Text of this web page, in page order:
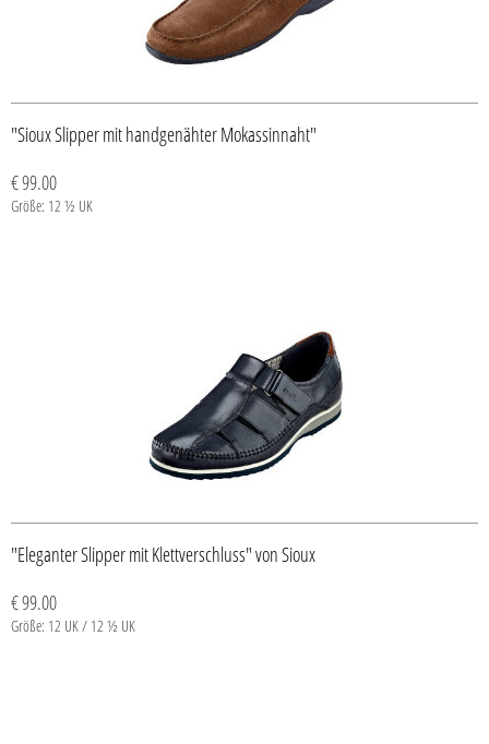
"Sioux Slipper mit handgenähter Mokassinnaht"
€ 99.00
Größe: 12 ½ UK
"Eleganter Slipper mit Klettverschluss" von Sioux
€ 99.00
Größe: 12 UK / 12 ½ UK